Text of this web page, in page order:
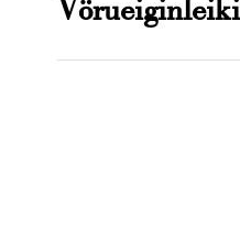
Vörueiginleiki